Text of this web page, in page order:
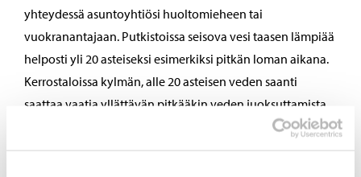
yhteydessä asuntoyhtiösi huoltomieheen tai
vuokranantajaan. Putkistoissa seisova vesi taasen lämpiää
helposti yli 20 asteiseksi esimerkiksi pitkän loman aikana.
Kerrostaloissa kylmän, alle 20 asteisen veden saanti
saattaa vaatia yllättävän pitkääkin veden juoksuttamista.
Putkistoissa pitkään seisoneen veden, niin kylmän kuin
kuuman, poistaminen juoksuttamalla on järkevä